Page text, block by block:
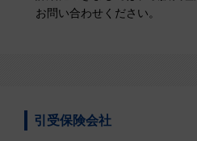
お問い合わせください。
引受保険会社